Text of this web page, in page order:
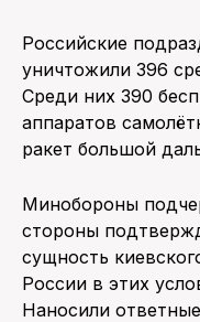
Российские
уничтожили 396
Среди них 390
аппаратов
ракет большой
Минобороны
стороны
сущность
России в этих
Наносили